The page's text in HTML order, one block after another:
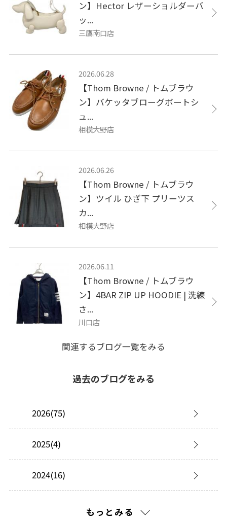
ン】Hector レザーショルダーバ
ッ...
三鷹南口店
2026.06.28
【Thom Browne / トムブラウ
ン】バケッタブローグボートシ
ュ...
相模大野店
2026.06.26
【Thom Browne / トムブラウ
ン】ツイル ひざ下 プリーツス
カ...
相模大野店
2026.06.11
【Thom Browne / トムブラウ
ン】4BAR ZIP UP HOODIE | 洗練
さ...
川口店
関連するブログ一覧をみる
過去のブログをみる
2026(75)
2025(4)
2024(16)
もっとみる